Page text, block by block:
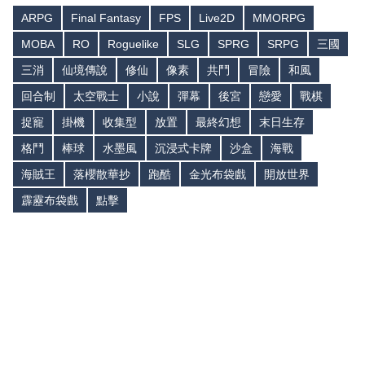
ARPG Final Fantasy FPS Live2D
MMORPG
MOBA
RO Roguelike SLG SPRG SRPG
三國
三消
仙境傳說 修仙 像素 共鬥 冒險
和風
回合制
太空戰士 小說 彈幕 後宮 戀愛
戰棋
捉寵
掛機 收集型 放置 最終幻想
末日生存
格鬥
棒球 水墨風 沉浸式卡牌 沙盒
海戰
海賊王
落櫻散華抄 跑酷 金光布袋戲
開放世界
霹靂布袋戲
點擊